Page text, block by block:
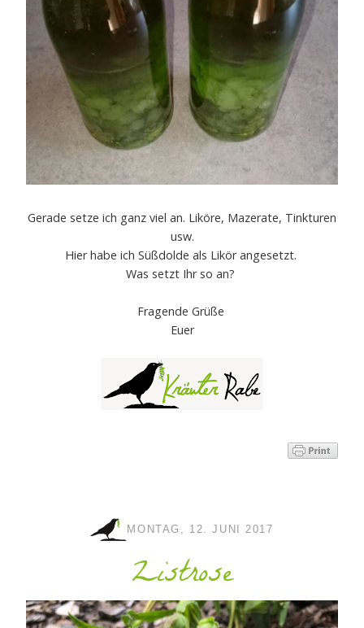
Gerade setze ich ganz viel an. Liköre, Mazerate, Tinkturen
usw.
Hier habe ich Süßdolde als Likör angesetzt.
Was setzt Ihr so an?
Fragende Grüße
Euer
MONTAG, 12. JUNI 2017
Zistrose